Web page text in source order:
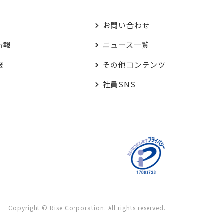
報
お問い合わせ
ニュース一覧
その他コンテンツ
社員SNS
Copyright © Rise Corporation. All rights reserved.